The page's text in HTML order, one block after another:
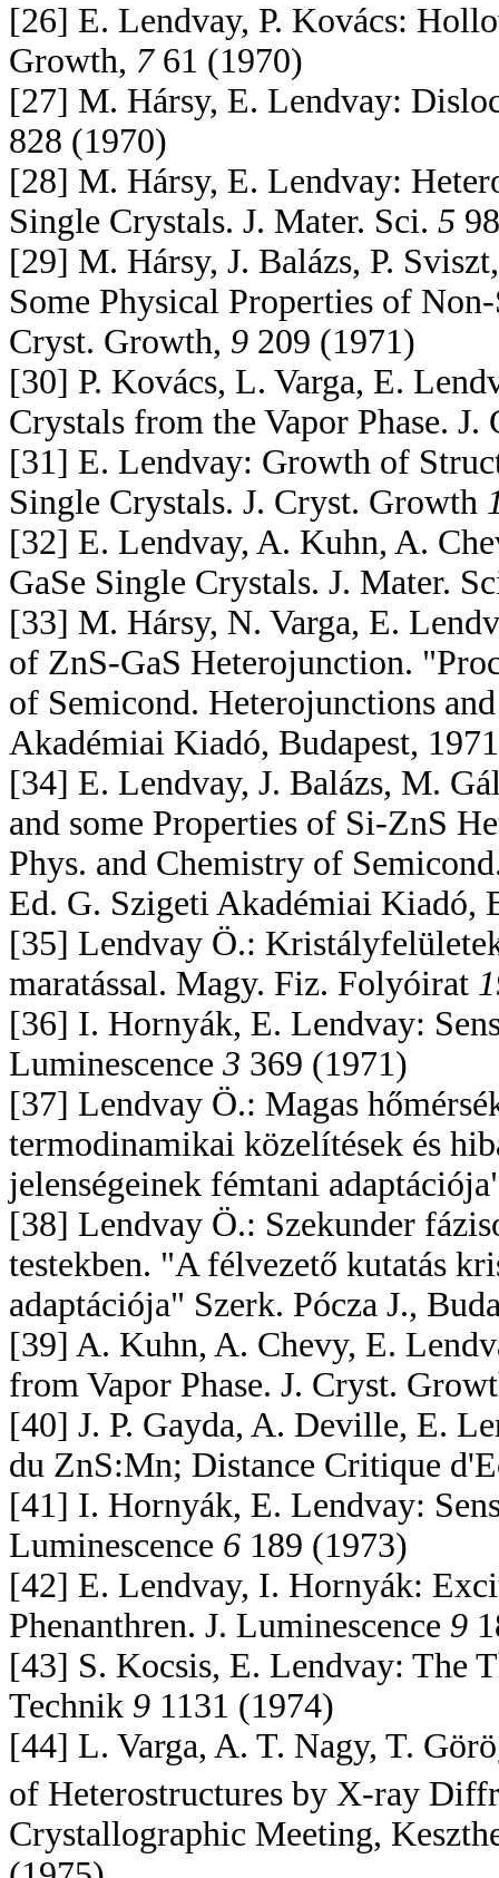
[26] E. Lendvay, P. Kovács:
Growth, 761 (1970)
[27] M. Hársy, E. Lendvay:
828 (1970)
[28] M. Hársy, E. Lendvay:
Single Crystals. J. Mater. Sci. 5
[29] M. Hársy, J. Balázs, P.
Some Physical Properties of
Cryst. Growth, 9 209 (1971)
[30] P. Kovács, L. Varga, E.
Crystals from the Vapor Phase.
[31] E. Lendvay: Growth of
Single Crystals. J. Cryst. Growth
[32] E. Lendvay, A. Kuhn, A.
GaSe Single Crystals. J. Mater.
[33] M. Hársy, N. Varga, E.
of ZnS-GaS Heterojunction.
of Semicond. Heterojunctions
Akadémiai Kiadó, Budapest, 1971
[34] E. Lendvay, J. Balázs, M.
and some Properties of Si-ZnS
Phys. and Chemistry of
Ed. G. Szigeti Akadémiai Kiadó,
[35] Lendvay Ö.:
maratással. Magy. Fiz. Folyóirat
[36] I. Hornyák, E. Lendvay:
Luminescence 3 369 (1971)
[37] Lendvay Ö.: Magas
termodinamikai közelítések és
jelenségeinek fémtani
[38] Lendvay Ö.: Szekunder
testekben. "A félvezető kutatás
adaptációja" Szerk. Pócza J.,
[39] A. Kuhn, A. Chevy, E.
from Vapor Phase. J. Cryst.
[40] J. P. Gayda, A. Deville, E.
du ZnS:Mn; Distance Critique
[41] I. Hornyák, E. Lendvay:
Luminescence 6 189 (1973)
[42] E. Lendvay, I. Hornyák:
Phenanthren. J. Luminescence 9
[43] S. Kocsis, E. Lendvay: The
Technik 9 1131 (1974)
[44] L. Varga, A. T. Nagy, T.
of Heterostructures by X-ray
Crystallographic Meeting,